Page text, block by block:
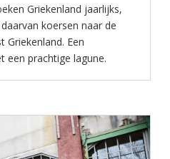
Griekenland jaarlijks,
koersen naar de
Griekenland. Een
een prachtige lagune.